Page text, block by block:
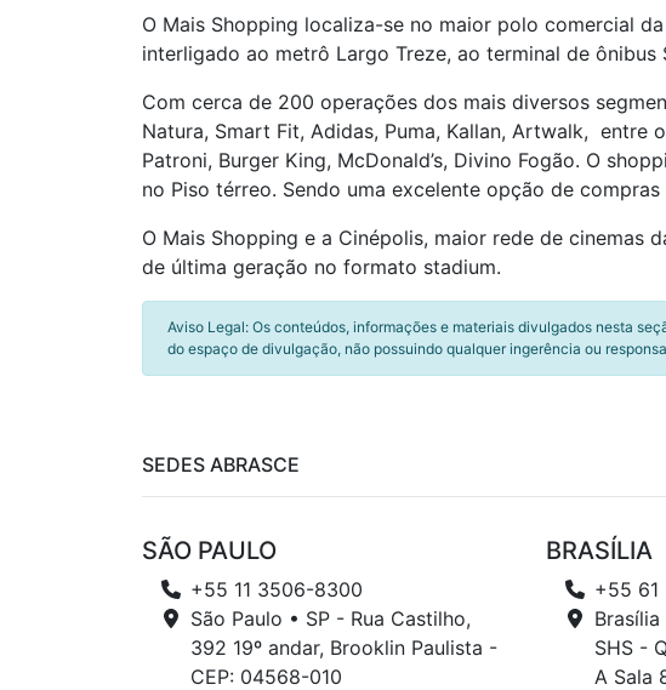
O Mais Shopping localiza-se no maior polo comercial
interligado ao metrô Largo Treze, ao terminal de
Com cerca de 200 operações dos mais diversos
Natura, Smart Fit, Adidas, Puma, Kallan, Artwalk, entre
Patroni, Burger King, McDonald’s, Divino Fogão. O
no Piso térreo. Sendo uma excelente opção de
O Mais Shopping e a Cinépolis, maior rede de cinemas
de última geração no formato stadium.
Aviso Legal: Os conteúdos, informações e materiais divulgados nesta
do espaço de divulgação, não possuindo qualquer ingerência ou
SEDES ABRASCE
SÃO PAULO
+55 11 3506-8300
São Paulo • SP - Rua Castilho,
392 19º andar, Brooklin Paulista -
CEP: 04568-010
BRASÍLIA
+55 61
SHS -
A Sala